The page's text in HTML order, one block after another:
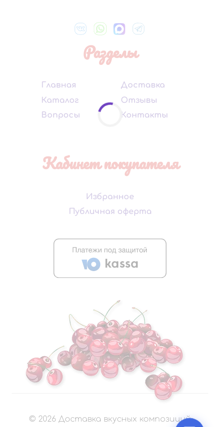
Разделы
Главная
Каталог
Вопросы
Доставка
Отзывы
Контакты
Кабинет покупателя
Избранное
Публичная оферта
© 2026 Доставка вкусных композиций